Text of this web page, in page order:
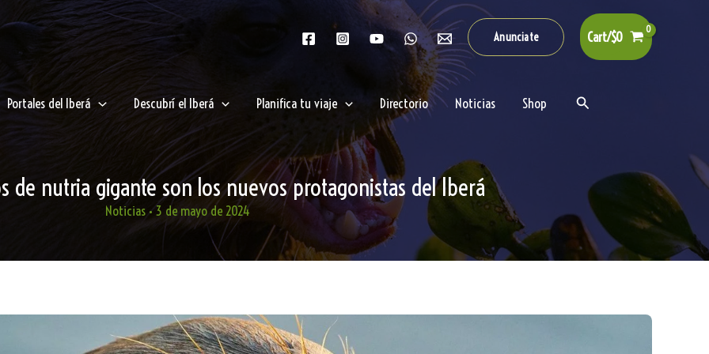
Anunciate Cart/$0
Portales del Iberá Descubrí el Iberá Planifica tu viaje Directorio Noticias Shop Buscar
de nutria gigante son los nuevos protagonistas del Iberá
Noticias•3 de mayo de 2024